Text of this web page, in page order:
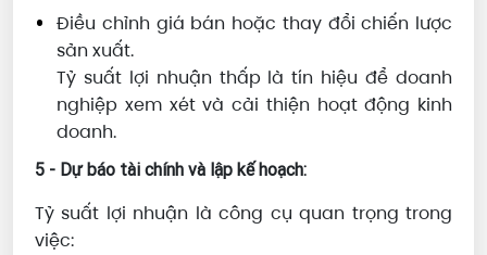
Điều chỉnh giá bán hoặc thay đổi chiến lược
sản xuất.
Tỷ suất lợi nhuận thấp là tín hiệu để doanh
nghiệp xem xét và cải thiện hoạt động kinh
doanh.
5 - Dự báo tài chính và lập kế hoạch:
Tỷ suất lợi nhuận là công cụ quan trọng trong
việc: